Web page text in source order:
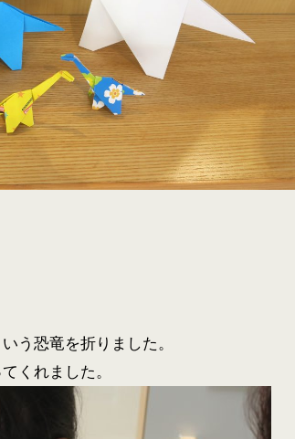
う恐竜を折りました。
くれました。